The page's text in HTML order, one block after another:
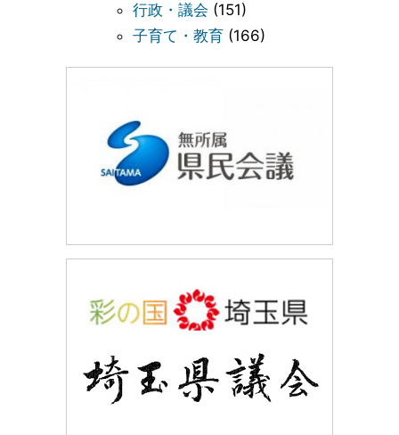
行政・議会 (151)
子育て・教育 (166)